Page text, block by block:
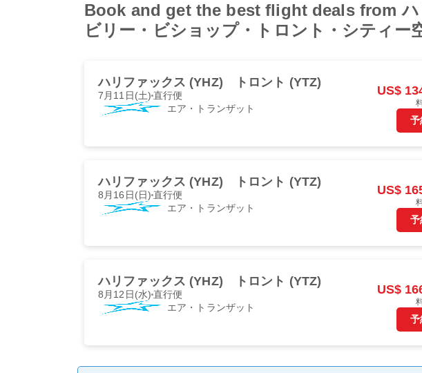
Book and get the best flight deals from ハ
ビリー・ビショップ・トロント・シティー
ハリファックス (YHZ) トロント (YTZ)
7月11日(土)直行便
エア・トランザット
US$
予
ハリファックス (YHZ) トロント (YTZ)
8月16日(日)直行便
エア・トランザット
US$
予
ハリファックス (YHZ) トロント (YTZ)
8月12日(水)直行便
エア・トランザット
US$
予